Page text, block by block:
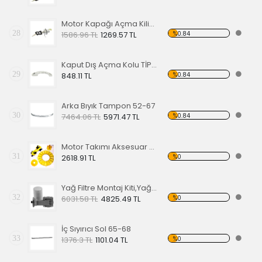
28
Motor Kapağı Açma Kilidi 67-71
1586.96 TL 1269.57 TL %0.84
29
Kaput Dış Açma Kolu TİP 1 68-79
848.11 TL
%0.84
30
Arka Bıyık Tampon 52-67
7464.06 TL 5971.47 TL %0.84
31
Motor Takımı Aksesuar Kiti Sarı
2618.91 TL
%0
32
Yağ Filtre Montaj Kiti,Yağ Filtresi Dahil
6031.58 TL 4825.49 TL %0
33
İç Sıyırıcı Sol 65-68
1376.3 TL 1101.04 TL %0